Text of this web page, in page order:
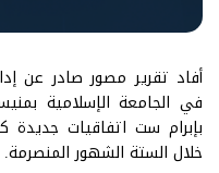
أفاد تقرير مصور صادر عن
في الجامعة الإسلامية
بإبرام ست اتفاقيات
خلال الستة الشهور المنصرمة.